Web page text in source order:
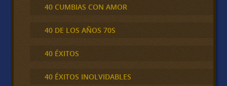
40 CUMBIAS CON AMOR
40 DE LOS AÑOS 70S
40 ÉXITOS
40 ÉXITOS INOLVIDABLES